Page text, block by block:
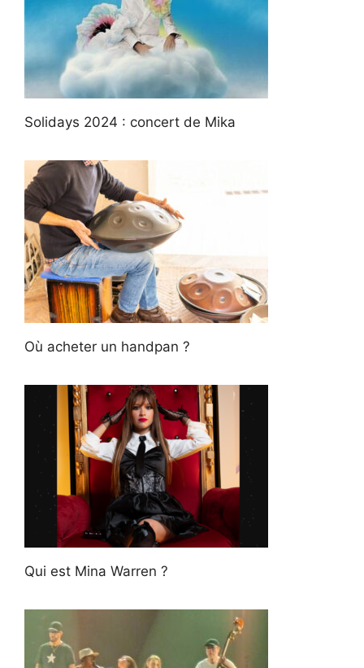
Solidays 2024 : concert de Mika
Où acheter un handpan ?
Qui est Mina Warren ?